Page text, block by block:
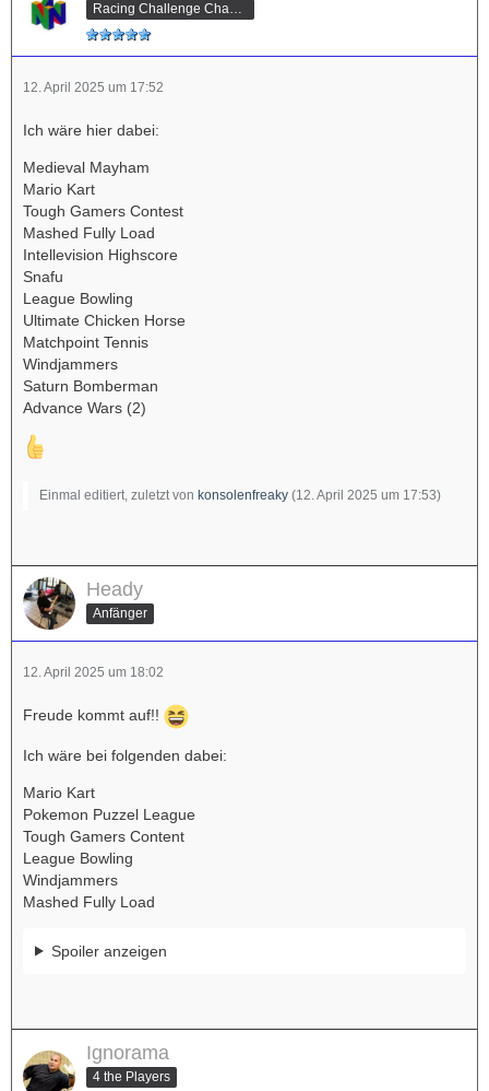
12. April 2025 um 17:52
Ich wäre hier dabei:
Medieval Mayham
Mario Kart
Tough Gamers Contest
Mashed Fully Load
Intellevision Highscore
Snafu
League Bowling
Ultimate Chicken Horse
Matchpoint Tennis
Windjammers
Saturn Bomberman
Advance Wars (2)
Einmal editiert, zuletzt von konsolenfreaky (12. April 2025 um 17:53)
Heady
Anfänger
12. April 2025 um 18:02
Freude kommt auf!!
Ich wäre bei folgenden dabei:
Mario Kart
Pokemon Puzzel League
Tough Gamers Content
League Bowling
Windjammers
Mashed Fully Load
Spoiler anzeigen
Ignorama
4 the Players